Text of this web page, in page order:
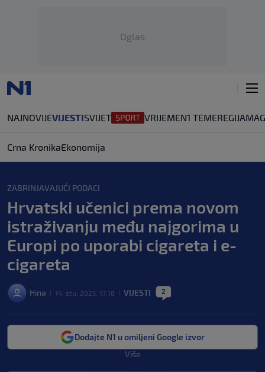
Oglas
NAJNOVIJEVIJESTISVIJET VRIJEMEN1 TEMEREGIJA
Crna KronikaEkonomija
ZABRINJAVAJUĆI PODACI
Hrvatski učenici prema novom
istraživanju među najgorima u
Europi po uporabi cigareta i e-
cigareta
Hina 14. stu. 2025. 17:18 VIJESTI 2
Dodajte N1 u omiljeni Google izvor
Više